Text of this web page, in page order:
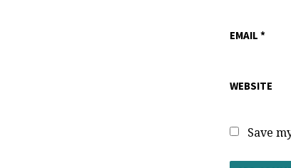
EMAIL *
WEBSITE
Save